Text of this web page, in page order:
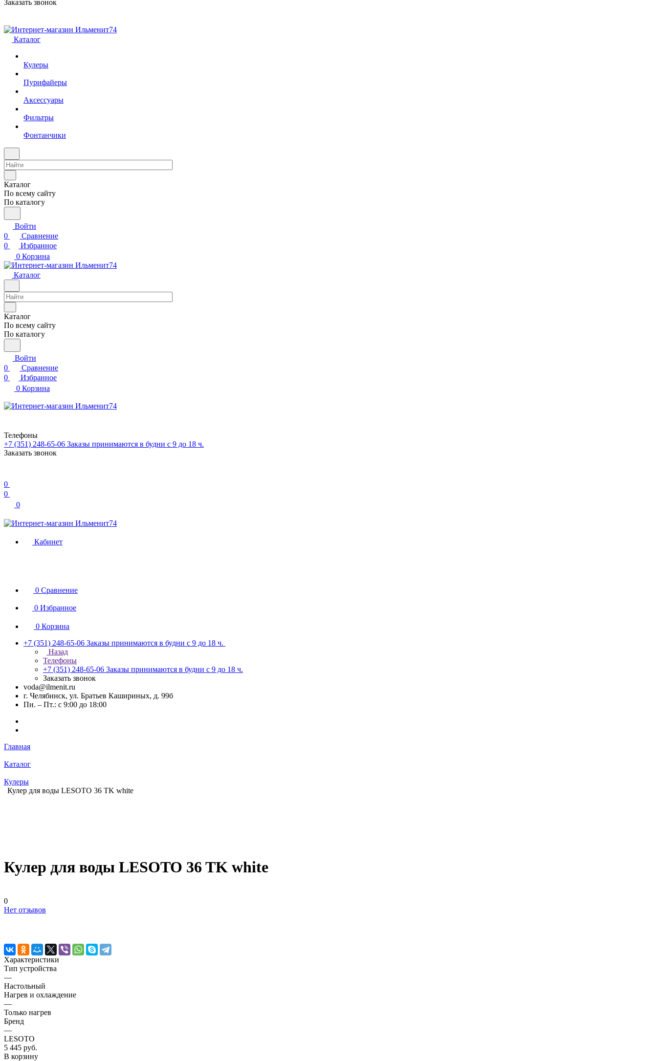
Заказать звонок
Каталог
Кулеры
Пурифайеры
Аксессуары
Фильтры
Фонтанчики
Каталог
По всему сайту
По каталогу
Войти
0
Сравнение
0
Избранное
0 Корзина
Каталог
Каталог
По всему сайту
По каталогу
Войти
0
Сравнение
0
Избранное
0 Корзина
Телефоны
+7 (351) 248-65-06 Заказы принимаются в будни с 9 до 18 ч.
Заказать звонок
0
0
0
Кабинет
0 Сравнение
0 Избранное
0 Корзина
+7 (351) 248-65-06 Заказы принимаются в будни с 9 до 18 ч.
Назад
Телефоны
+7 (351) 248-65-06 Заказы принимаются в будни с 9 до 18 ч.
Заказать звонок
voda@ilmenit.ru
г. Челябинск, ул. Братьев Кашириных, д. 99б
Пн. – Пт.: с 9:00 до 18:00
Главная
Каталог
Кулеры
Кулер для воды LESOTO 36 TK white
Кулер для воды LESOTO 36 TK white
0
Нет отзывов
Характеристики
Тип устройства
—
Настольный
Нагрев и охлаждение
—
Только нагрев
Бренд
—
LESOTO
5 445 руб.
В корзину